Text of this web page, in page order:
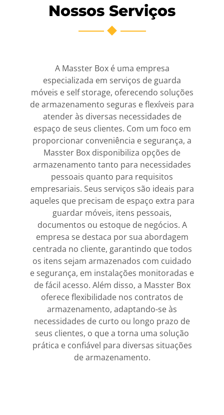
Nossos Serviços
A Masster Box é uma empresa
especializada em serviços de guarda
móveis e self storage, oferecendo soluções
de armazenamento seguras e flexíveis para
atender às diversas necessidades de
espaço de seus clientes. Com um foco em
proporcionar conveniência e segurança, a
Masster Box disponibiliza opções de
armazenamento tanto para necessidades
pessoais quanto para requisitos
empresariais. Seus serviços são ideais para
aqueles que precisam de espaço extra para
guardar móveis, itens pessoais,
documentos ou estoque de negócios. A
empresa se destaca por sua abordagem
centrada no cliente, garantindo que todos
os itens sejam armazenados com cuidado
e segurança, em instalações monitoradas e
de fácil acesso. Além disso, a Masster Box
oferece flexibilidade nos contratos de
armazenamento, adaptando-se às
necessidades de curto ou longo prazo de
seus clientes, o que a torna uma solução
prática e confiável para diversas situações
de armazenamento.